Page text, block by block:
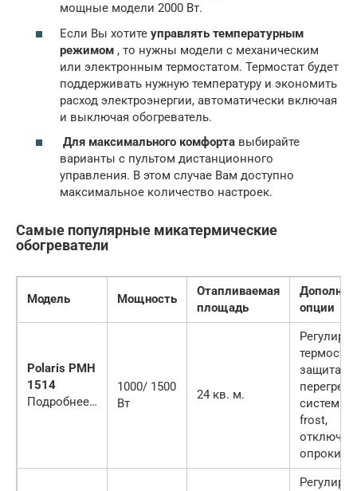
мощные модели 2000 Вт.
Если Вы хотите управлять температурным
режимом , то нужны модели с механическим
или электронным термостатом. Термостат будет
поддерживать нужную температуру и экономить
расход электроэнергии, автоматически включая
и выключая обогреватель.
Для максимального комфорта выбирайте
варианты с пультом дистанционного
управления. В этом случае Вам доступно
максимальное количество настроек.
Самые популярные микатермические
обогреватели
Модель Мощность
Отапливаемая
площадь
опции
Polaris PMH
1514
Подробнее…
1000/ 1500
Вт
24 кв. м.
защита от
система
frost,